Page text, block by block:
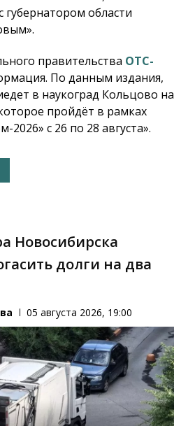
губернатором области
правительства ОТС-
По данным издания,
в наукоград Кольцово на
пройдёт в рамках
с 26 по 28 августа».
Новосибирска
долги на два
05 августа 2026, 19:00